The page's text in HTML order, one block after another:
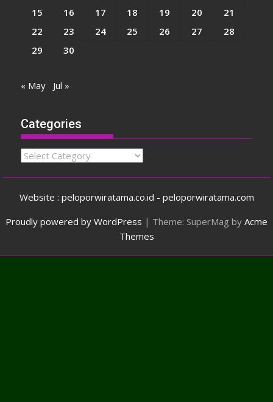
15
16 17 18 19 20
21
22
23 24 25 26 27
28
29
30
« May Jul »
Categories
Categories
Website : peloporwiratama.co.id - peloporwiratama.com
Proudly powered by WordPress | Theme: SuperMag by Acme
Themes